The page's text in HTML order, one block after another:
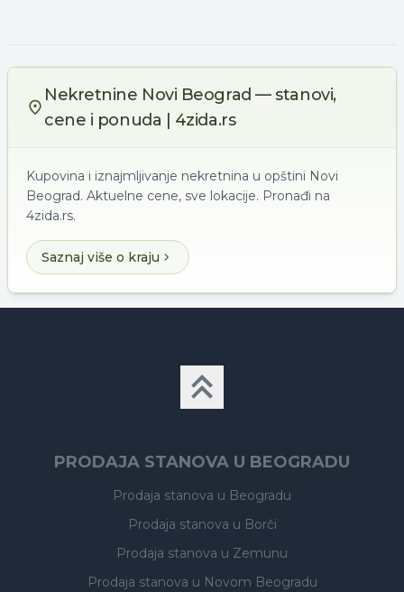
Nekretnine Novi Beograd — stanovi,
cene i ponuda | 4zida.rs
Kupovina i iznajmljivanje nekretnina u opštini Novi
Beograd. Aktuelne cene, sve lokacije. Pronađi na
4zida.rs.
Saznaj više o kraju
PRODAJA STANOVA U BEOGRADU
Prodaja stanova u Beogradu
Prodaja stanova u Borči
Prodaja stanova u Zemunu
Prodaja stanova u Novom Beogradu